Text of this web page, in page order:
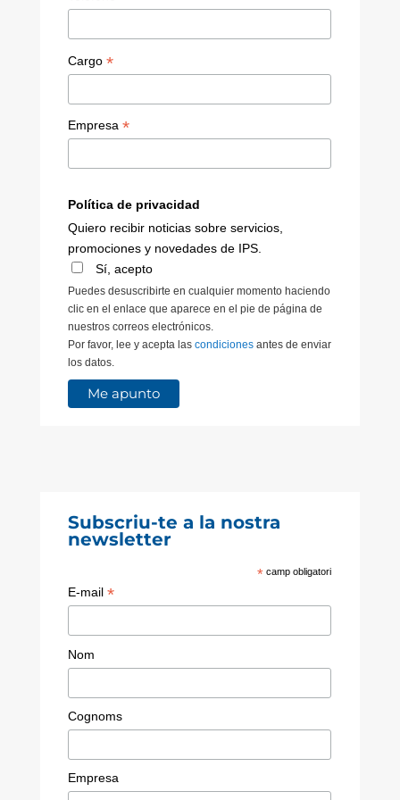
Cargo *
Empresa *
Política de privacidad
Quiero recibir noticias sobre servicios,
promociones y novedades de IPS.
Sí, acepto
Puedes desuscribirte en cualquier momento haciendo
clic en el enlace que aparece en el pie de página de
nuestros correos electrónicos.
Por favor, lee y acepta las condicionesantes de enviar
los datos.
Subscriu-te a la nostra
newsletter
*camp obligatori
E-mail *
Nom
Cognoms
Empresa